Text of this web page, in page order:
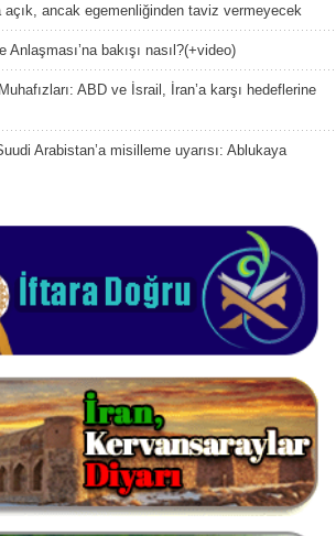
açık, ancak egemenliğinden taviz vermeyecek
Anlaşması’na bakışı nasıl?(+video)
ABD ve İsrail, İran’a karşı hedeflerine
Arabistan’a misilleme uyarısı: Ablukaya